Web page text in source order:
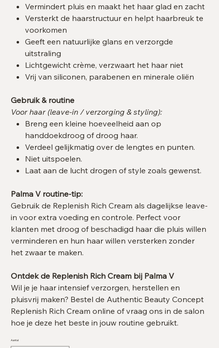
Vermindert pluis en maakt het haar glad en zacht
Versterkt de haarstructuur en helpt haarbreuk te
voorkomen
Geeft een natuurlijke glans en verzorgde
uitstraling
Lichtgewicht crème, verzwaart het haar niet
Vrij van siliconen, parabenen en minerale oliën
Gebruik & routine
Voor haar (leave-in / verzorging & styling):
Breng een kleine hoeveelheid aan op
handdoekdroog of droog haar.
Verdeel gelijkmatig over de lengtes en punten.
Niet uitspoelen.
Laat aan de lucht drogen of style zoals gewenst.
Palma V routine-tip:
Gebruik de Replenish Rich Cream als dagelijkse leave-
in voor extra voeding en controle. Perfect voor
klanten met droog of beschadigd haar die pluis willen
verminderen en hun haar willen versterken zonder
het zwaar te maken.
Ontdek de Replenish Rich Cream bij Palma V
Wil je je haar intensief verzorgen, herstellen en
pluisvrij maken? Bestel de Authentic Beauty Concept
Replenish Rich Cream online of vraag ons in de salon
hoe je deze het beste in jouw routine gebruikt.
Aantal